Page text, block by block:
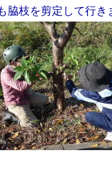
脇枝を剪定して行き